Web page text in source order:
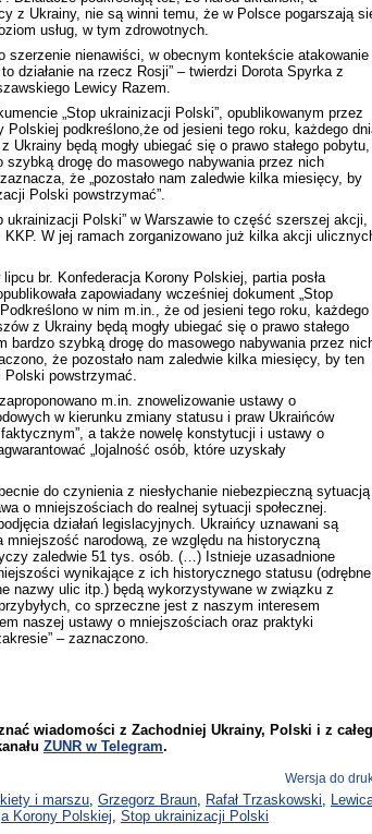
z Ukrainy, nie są winni temu, że w Polsce pogarszają
usług, w tym zdrowotnych.
szerzenie nienawiści, w obecnym kontekście atakowanie
działanie na rzecz Rosji” – twierdzi Dorota Spyrka z
Lewicy Razem.
„Stop ukrainizacji Polski”, opublikowanym przez
Polskiej podkreślono,że od jesieni tego roku, każdego
Ukrainy będą mogły ubiegać się o prawo stałego pobytu,
szybką drogę do masowego nabywania przez nich
że „pozostało nam zaledwie kilka miesięcy, by
Polski powstrzymać”.
ukrainizacji Polski” w Warszawie to część szerszej akcji,
KKP. W jej ramach zorganizowano już kilka akcji
br. Konfederacja Korony Polskiej, partia posła
zapowiadany wcześniej dokument „Stop
w nim m.in., że od jesieni tego roku, każdego
z Ukrainy będą mogły ubiegać się o prawo stałego
bardzo szybką drogę do masowego nabywania przez
że pozostało nam zaledwie kilka miesięcy, by ten
powstrzymać.
m.in. znowelizowanie ustawy o
w kierunku zmiany statusu i praw Ukraińców
faktycznym”, a także nowelę konstytucji i ustawy o
„lojalność osób, które uzyskały
do czynienia z niesłychanie niebezpieczną sytuacją
o mniejszościach do realnej sytuacji społecznej.
działań legislacyjnych. Ukraińcy uznawani są
mniejszość narodową, ze względu na historyczną
zaledwie 51 tys. osób. (…) Istnieje uzasadnione
wynikające z ich historycznego statusu (odrębne
nazwy ulic itp.) będą wykorzystywane w związku z
co sprzeczne jest z naszym interesem
naszej ustawy o mniejszościach oraz praktyki
– zaznaczono.
wiadomości z Zachodniej Ukrainy, Polski i z
ZUNR w Telegram.
Wersja do
i marszu Grzegorz Braun Rafał Trzaskowski
Korony Polskiej
Stop ukrainizacji Polski